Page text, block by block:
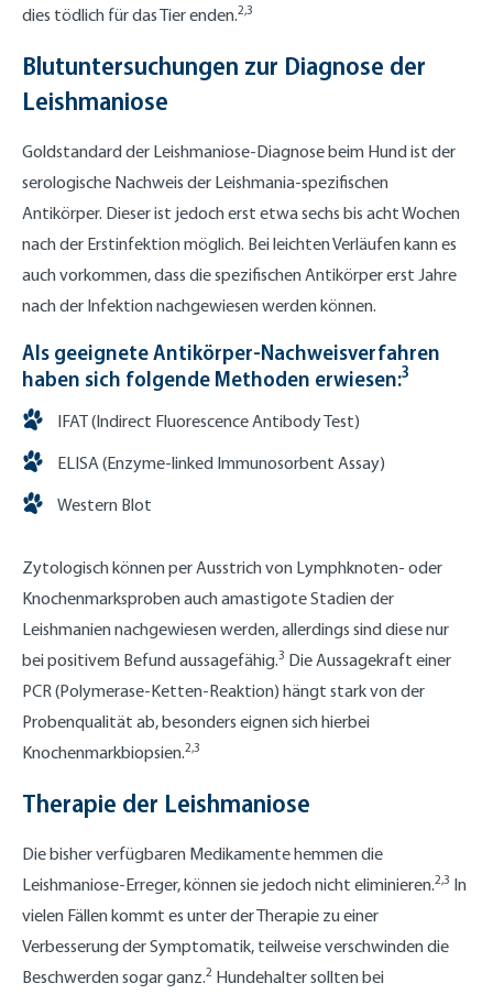
dies tödlich für das Tier enden.2,3
Blutuntersuchungen zur Diagnose der
Leishmaniose
Goldstandard der Leishmaniose-Diagnose beim Hund ist der
serologische Nachweis der Leishmania-spezifischen
Antikörper. Dieser ist jedoch erst etwa sechs bis acht Wochen
nach der Erstinfektion möglich. Bei leichten Verläufen kann es
auch vorkommen, dass die spezifischen Antikörper erst Jahre
nach der Infektion nachgewiesen werden können.
Als geeignete Antikörper-Nachweisverfahren
haben sich folgende Methoden erwiesen:3
IFAT (Indirect Fluorescence Antibody Test)
ELISA (Enzyme-linked Immunosorbent Assay)
Western Blot
Zytologisch können per Ausstrich von Lymphknoten- oder
Knochenmarksproben auch amastigote Stadien der
Leishmanien nachgewiesen werden, allerdings sind diese nur
bei positivem Befund aussagefähig.3 Die Aussagekraft einer
PCR (Polymerase-Ketten-Reaktion) hängt stark von der
Probenqualität ab, besonders eignen sich hierbei
Knochenmarkbiopsien.2,3
Therapie der Leishmaniose
Die bisher verfügbaren Medikamente hemmen die
Leishmaniose-Erreger, können sie jedoch nicht eliminieren.2,3 In
vielen Fällen kommt es unter der Therapie zu einer
Verbesserung der Symptomatik, teilweise verschwinden die
Beschwerden sogar ganz.2 Hundehalter sollten bei